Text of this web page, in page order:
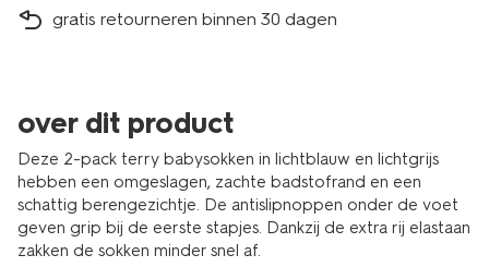
gratis retourneren binnen 30 dagen
over dit product
Deze 2-pack terry babysokken in lichtblauw en lichtgrijs
hebben een omgeslagen, zachte badstofrand en een
schattig berengezichtje. De antislipnoppen onder de voet
geven grip bij de eerste stapjes. Dankzij de extra rij elastaan
zakken de sokken minder snel af.